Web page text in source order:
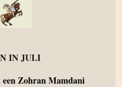
IN JULI
Zohran Mamdani